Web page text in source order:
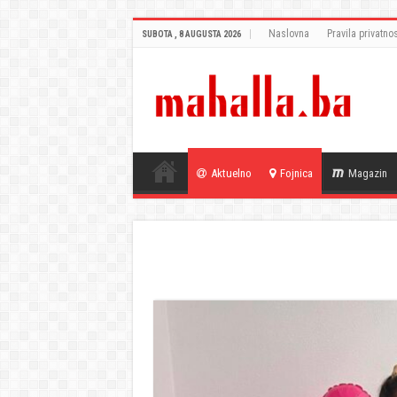
SUBOTA , 8 AUGUSTA 2026 Naslovna Pravila
Aktuelno Fojnica Magazin